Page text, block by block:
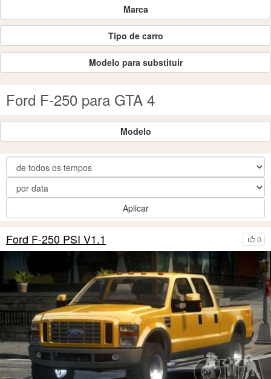
Marca
Tipo de carro
Modelo para substituir
Ford F-250 para GTA 4
Modelo
Aplicar
0
Ford F-250 PSI V1.1